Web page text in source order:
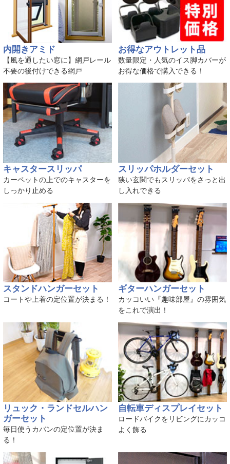
内開きアミド
【風を通したい窓に】網戸レール
不要の後付けできる網戸
お得なアウトレット品
数量限定・人気のイス脚カバーが
お得な価格で購入できる！
キャスタースリッパ
カーペットの上でのキャスターを
しっかり止める
スリッパホルダーセット
狭い玄関でもスリッパをさっと出
し入れできる
スタンドハンガーセット
コートや上着の定位置が決まる！
ギターハンガーセット
カッコいい『趣味部屋』の雰囲気
をこれで演出！
リュック・ランドセルハン
ガーセット
毎日使うカバンの定位置が決ま
る！
自転車ディスプレイセット
ロードバイクをリビングにカッコ
よく飾る